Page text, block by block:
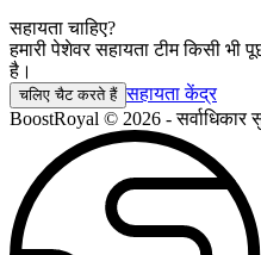
सहायता चाहिए?
हमारी पेशेवर सहायता टीम किसी
है।
चलिए चैट करते हैं सहायता केंद्र
BoostRoyal © 2026 - सर्वाधिकार